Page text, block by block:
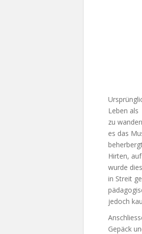
Leben als
zu
es das
Hirten,
wurde
in Streit
jedoch
Gepäck